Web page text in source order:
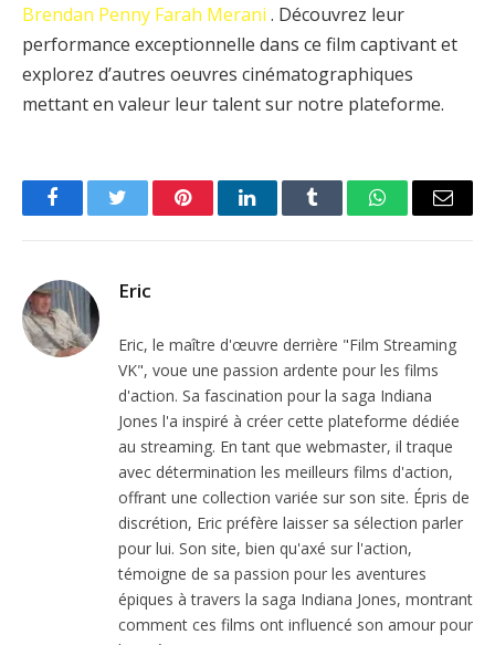
Brendan Penny Farah Merani . Découvrez leur
performance exceptionnelle dans ce film captivant et
explorez d’autres oeuvres cinématographiques
mettant en valeur leur talent sur notre plateforme.
FacebookTwitter PinterestLinkedInTumblr WhatsAppEmail
Eric
Eric, le maître d'œuvre derrière "Film Streaming
VK", voue une passion ardente pour les films
d'action. Sa fascination pour la saga Indiana
Jones l'a inspiré à créer cette plateforme dédiée
au streaming. En tant que webmaster, il traque
avec détermination les meilleurs films d'action,
offrant une collection variée sur son site. Épris de
discrétion, Eric préfère laisser sa sélection parler
pour lui. Son site, bien qu'axé sur l'action,
témoigne de sa passion pour les aventures
épiques à travers la saga Indiana Jones, montrant
comment ces films ont influencé son amour pour